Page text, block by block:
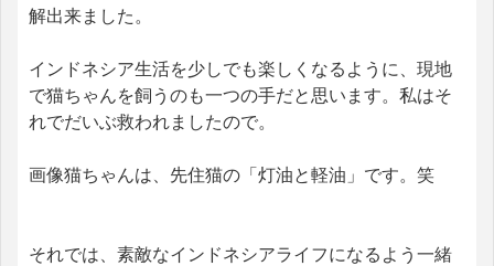
解出来ました。
インドネシア生活を少しでも楽しくなるように、現地
で猫ちゃんを飼うのも一つの手だと思います。私はそ
れでだいぶ救われましたので。
画像猫ちゃんは、先住猫の「灯油と軽油」です。笑
それでは、素敵なインドネシアライフになるよう一緒